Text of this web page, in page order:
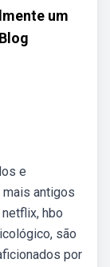
um
e
antigos
hbo
são
por